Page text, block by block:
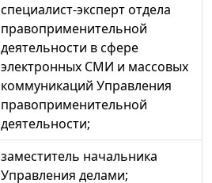
специалист-эксперт отдела
правоприменительной
деятельности в сфере
электронных СМИ и массовых
коммуникаций Управления
правоприменительной
деятельности;
заместитель начальника
Управления делами;